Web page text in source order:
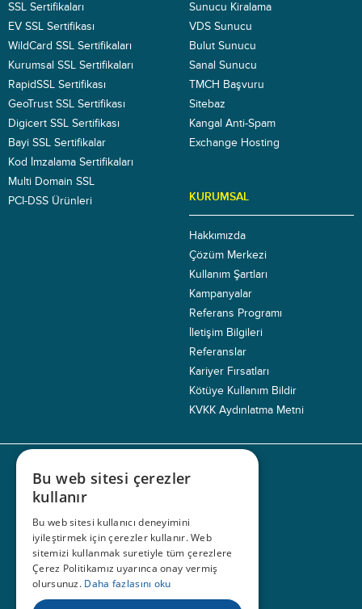
SSL Sertifikaları
EV SSL Sertifikası
WildCard SSL Sertifikaları
Kurumsal SSL Sertifikaları
RapidSSL Sertifikası
GeoTrust SSL Sertifikası
Digicert SSL Sertifikası
Bayi SSL Sertifikalar
Kod İmzalama Sertifikaları
Multi Domain SSL
PCI-DSS Ürünleri
Sunucu Kiralama
VDS Sunucu
Bulut Sunucu
Sanal Sunucu
TMCH Başvuru
Sitebaz
Kangal Anti-Spam
Exchange Hosting
KURUMSAL
Hakkımızda
Çözüm Merkezi
Kullanım Şartları
Kampanyalar
Referans Programı
İletişim Bilgileri
Referanslar
Kariyer Fırsatları
Kötüye Kullanım Bildir
KVKK Aydınlatma Metni
© 1999 - 2026 IHS. TÜM HAKLARI SAKLIDIR.
Bu web sitesi çerezler
kullanır
Bu web sitesi kullanıcı deneyimini
iyileştirmek için çerezler kullanır. Web
sitemizi kullanmak suretiyle tüm çerezlere
Çerez Politikamız uyarınca onay vermiş
olursunuz. Daha fazlasını oku